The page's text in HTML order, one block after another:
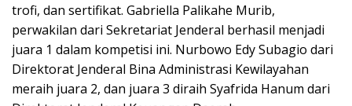
trofi, dan sertifikat. Gabriella Palikahe Murib,
perwakilan dari Sekretariat Jenderal berhasil menjadi
juara 1 dalam kompetisi ini. Nurbowo Edy Subagio dari
Direktorat Jenderal Bina Administrasi Kewilayahan
meraih juara 2, dan juara 3 diraih Syafrida Hanum dari